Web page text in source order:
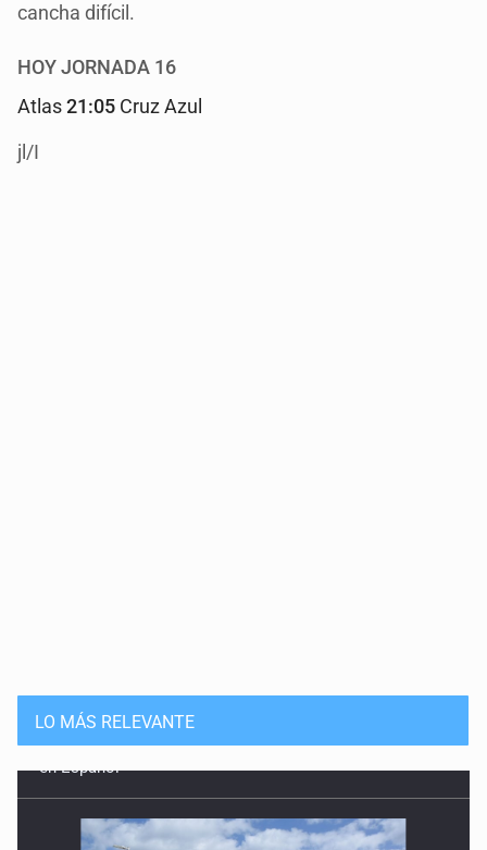
cancha difícil.
HOY JORNADA 16
Atlas21:05 Cruz Azul
jl/I
LO MÁS RELEVANTE